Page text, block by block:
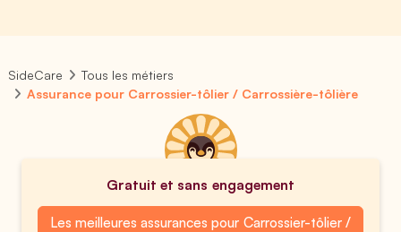
SideCare
Tous les métiers
Assurance pour Carrossier-tôlier / Carrossière-tôlière
Gratuit et sans engagement
Les meilleures assurances pour Carrossier-tôlier /